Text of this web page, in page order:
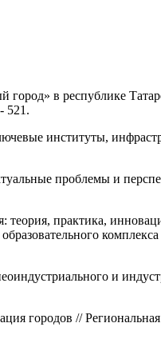
в республике
521.
институты,
проблемы и
теория, практика,
и
городов //